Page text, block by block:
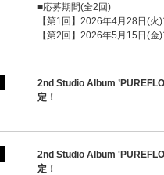
■応募期間(全2回)
【第1回】2026年4月28日(
【第2回】2026年5月15日(
2nd Studio Album
定！
2nd Studio Album
定！